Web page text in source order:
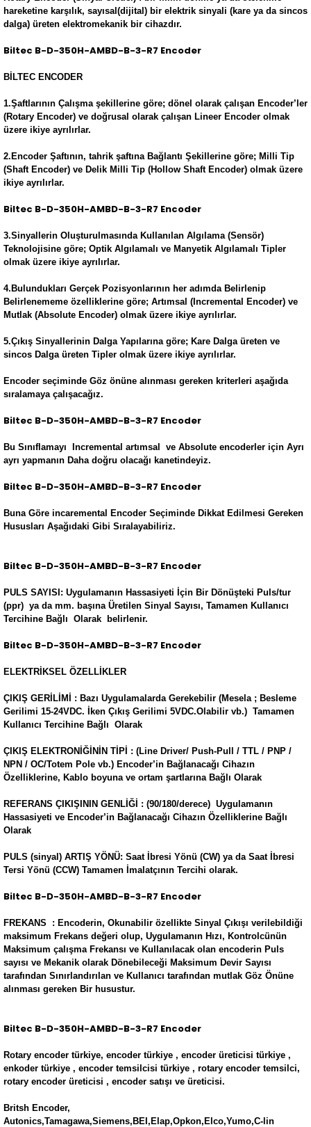
hareketine karşılık, sayısal(dijital) bir elektrik sinyali (kare ya da sincos
dalga) üreten elektromekanik bir cihazdır.
Biltec B-D-350H-AMBD-B-3-R7 Encoder
BİLTEC ENCODER
1.Şaftlarının Çalışma şekillerine göre; dönel olarak çalışan Encoder’ler
(Rotary Encoder) ve doğrusal olarak çalışan Lineer Encoder olmak
üzere ikiye ayrılırlar.
2.Encoder Şaftının, tahrik şaftına Bağlantı Şekillerine göre; Milli Tip
(Shaft Encoder) ve Delik Milli Tip (Hollow Shaft Encoder) olmak üzere
ikiye ayrılırlar.
Biltec B-D-350H-AMBD-B-3-R7 Encoder
3.Sinyallerin Oluşturulmasında Kullanılan Algılama (Sensör)
Teknolojisine göre; Optik Algılamalı ve Manyetik Algılamalı Tipler
olmak üzere ikiye ayrılırlar.
4.Bulundukları Gerçek Pozisyonlarının her adımda Belirlenip
Belirlenememe özelliklerine göre; Artımsal (Incremental Encoder) ve
Mutlak (Absolute Encoder) olmak üzere ikiye ayrılırlar.
5.Çıkış Sinyallerinin Dalga Yapılarına göre; Kare Dalga üreten ve
sincos Dalga üreten Tipler olmak üzere ikiye ayrılırlar.
Encoder seçiminde Göz önüne alınması gereken kriterleri aşağıda
sıralamaya çalışacağız.
Biltec B-D-350H-AMBD-B-3-R7 Encoder
Bu Sınıflamayı Incremental artımsal ve Absolute encoderler için Ayrı
ayrı yapmanın Daha doğru olacağı kanetindeyiz.
Biltec B-D-350H-AMBD-B-3-R7 Encoder
Buna Göre incaremental Encoder Seçiminde Dikkat Edilmesi Gereken
Hususları Aşağıdaki Gibi Sıralayabiliriz.
Biltec B-D-350H-AMBD-B-3-R7 Encoder
PULS SAYISI: Uygulamanın Hassasiyeti İçin Bir Dönüşteki Puls/tur
(ppr) ya da mm. başına Üretilen Sinyal Sayısı, Tamamen Kullanıcı
Tercihine Bağlı Olarak belirlenir.
Biltec B-D-350H-AMBD-B-3-R7 Encoder
ELEKTRİKSEL ÖZELLİKLER
ÇIKIŞ GERİLİMİ : Bazı Uygulamalarda Gerekebilir (Mesela ; Besleme
Gerilimi 15-24VDC. İken Çıkış Gerilimi 5VDC.Olabilir vb.) Tamamen
Kullanıcı Tercihine Bağlı Olarak
ÇIKIŞ ELEKTRONİĞİNİN TİPİ : (Line Driver/ Push-Pull / TTL / PNP /
NPN / OC/Totem Pole vb.) Encoder’in Bağlanacağı Cihazın
Özelliklerine, Kablo boyuna ve ortam şartlarına Bağlı Olarak
REFERANS ÇIKIŞININ GENLİĞİ : (90/180/derece) Uygulamanın
Hassasiyeti ve Encoder’in Bağlanacağı Cihazın Özelliklerine Bağlı
Olarak
PULS (sinyal) ARTIŞ YÖNÜ: Saat İbresi Yönü (CW) ya da Saat İbresi
Tersi Yönü (CCW) Tamamen İmalatçının Tercihi olarak.
Biltec B-D-350H-AMBD-B-3-R7 Encoder
FREKANS : Encoderin, Okunabilir özellikte Sinyal Çıkışı verilebildiği
maksimum Frekans değeri olup, Uygulamanın Hızı, Kontrolcünün
Maksimum çalışma Frekansı ve Kullanılacak olan encoderin Puls
sayısı ve Mekanik olarak Dönebileceği Maksimum Devir Sayısı
tarafından Sınırlandırılan ve Kullanıcı tarafından mutlak Göz Önüne
alınması gereken Bir husustur.
Biltec B-D-350H-AMBD-B-3-R7 Encoder
Rotary encoder türkiye, encoder türkiye , encoder üreticisi türkiye ,
enkoder türkiye , encoder temsilcisi türkiye , rotary encoder temsilci,
rotary encoder üreticisi , encoder satışı ve üreticisi.
Britsh Encoder,
Autonics,Tamagawa,Siemens,BEI,Elap,Opkon,Elco,Yumo,C-lin